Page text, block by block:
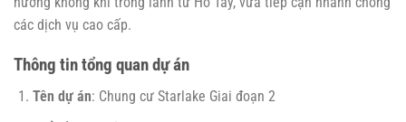
các dịch vụ cao cấp.
Thông tin tổng quan dự án
Tên dự án: Chung cư Starlake Giai đoạn 2